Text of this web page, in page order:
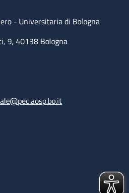
- Universitaria di Bologna
9, 40138 Bologna